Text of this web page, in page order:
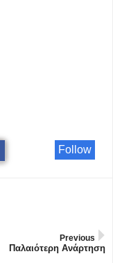
Follow
Previous
Παλαιότερη Ανάρτηση